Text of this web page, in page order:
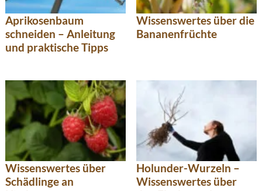
Aprikosenbaum
schneiden – Anleitung
und praktische Tipps
Wissenswertes über die
Bananenfrüchte
Wissenswertes über
Schädlinge an
Holunder-Wurzeln –
Wissenswertes über